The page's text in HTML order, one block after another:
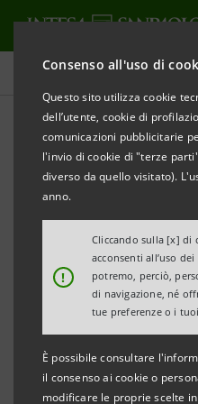
Consenso all'uso di
Questo sito utilizza cookie
dell’utente, cookie di
comunicazioni pubblicitarie
l'invio di cookie di "terze
diverso da quello visitato).
anno.
!
Cliccando sulla [x] di
acconsenti all’uso
potremo, perciò,
di navigazione, né
tue preferenze o i
È possibile consultare
il consenso ai cookie o
modificare le proprie scelte
Investor relations
Prospetti
STAMPA AGGIORNA
Qui si trovano tutti i
da Intesa Sanpaolo dal 1°
decorrenza della fusione
IMI. Per i titoli emessi
può fare riferimento ai